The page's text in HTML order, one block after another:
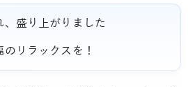
盛り上がりました
リラックスを！